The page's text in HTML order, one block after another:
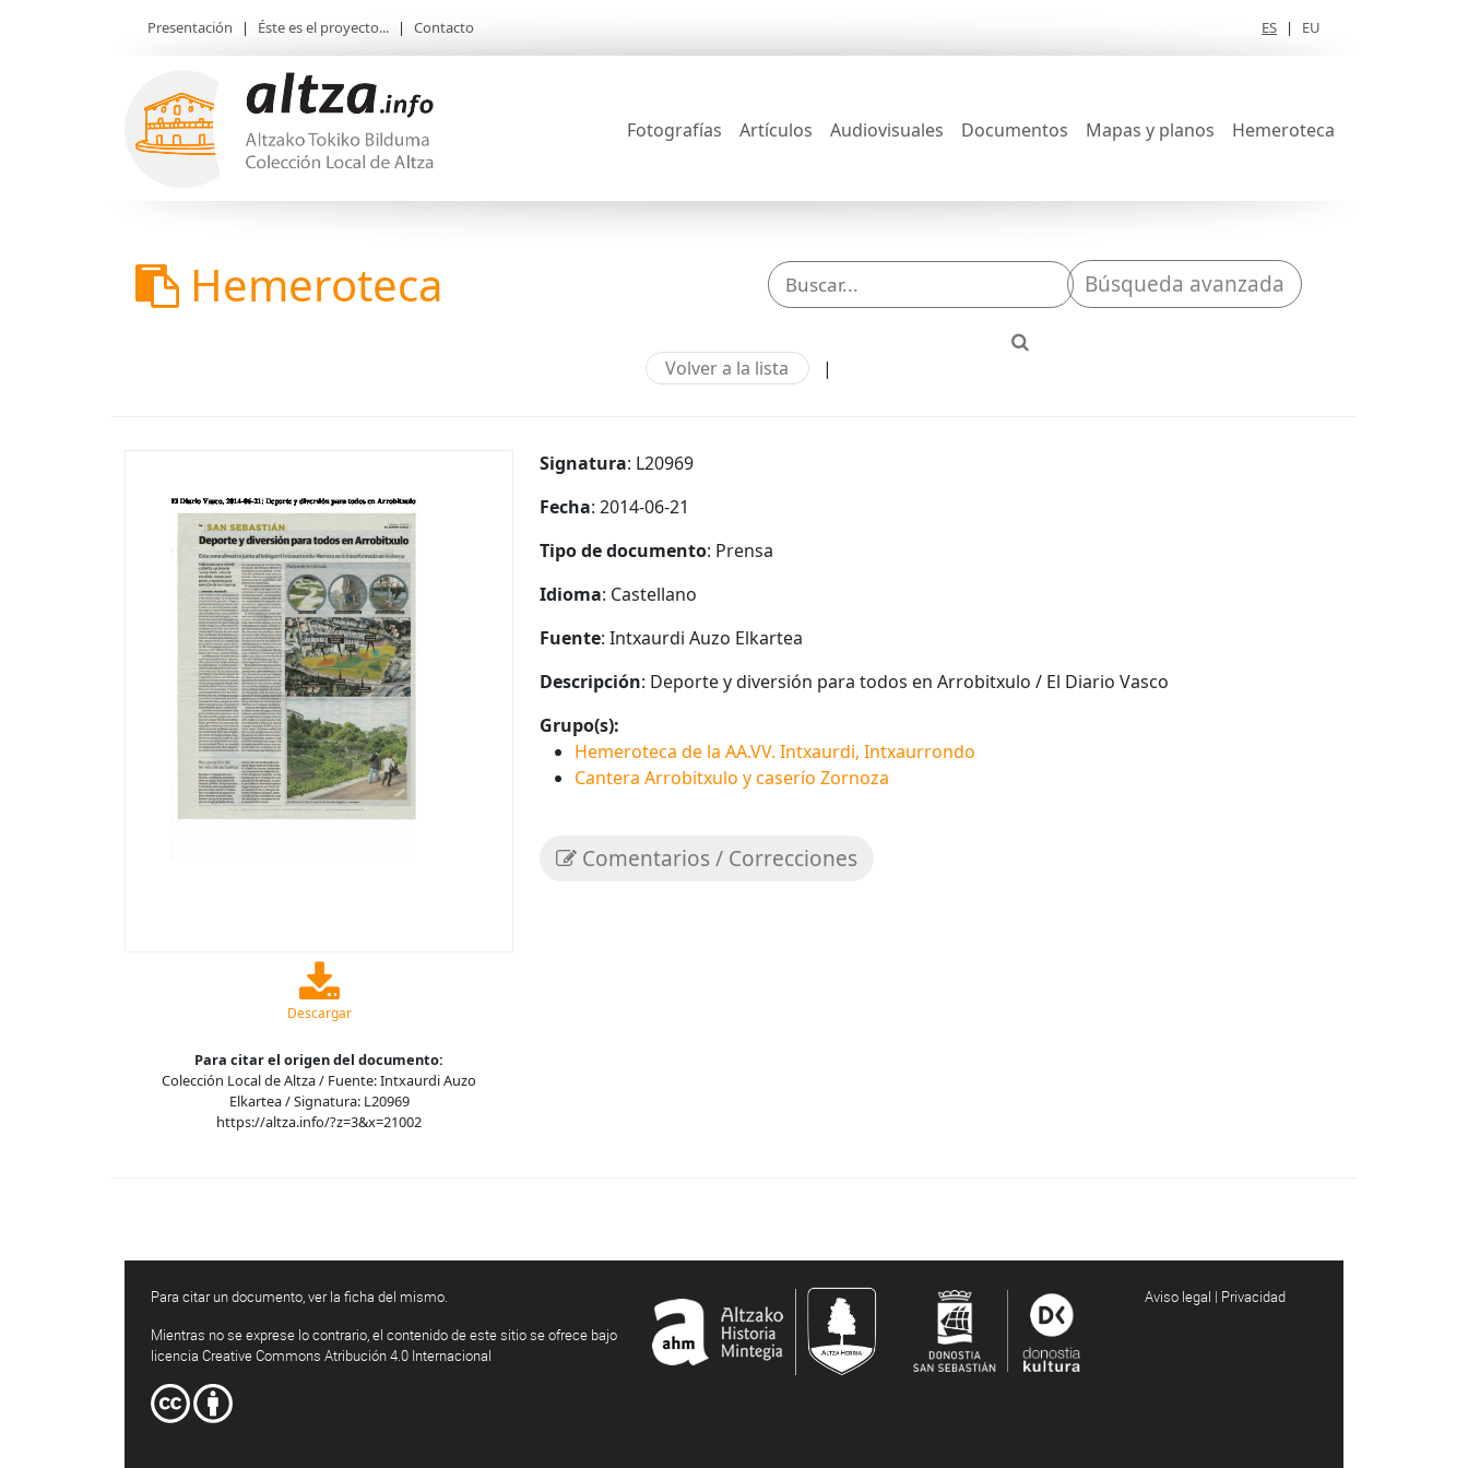
Presentación | Éste es el proyecto... | Contacto ES | EU
Fotografías Artículos Audiovisuales Documentos Mapas y planos Hemeroteca
Hemeroteca Búsqueda avanzada
Volver a la lista |
Descargar
Para citar el origen del documento:
Colección Local de Altza / Fuente: Intxaurdi Auzo
Elkartea / Signatura: L20969
https://altza.info/?z=3&x=21002
Signatura: L20969
Fecha: 2014-06-21
Tipo de documento: Prensa
Idioma: Castellano
Fuente: Intxaurdi Auzo Elkartea
Descripción: Deporte y diversión para todos en Arrobitxulo / El Diario Vasco
Grupo(s):
Hemeroteca de la AA.VV. Intxaurdi, Intxaurrondo
Cantera Arrobitxulo y caserío Zornoza
Comentarios / Correcciones
Para citar un documento, ver la ficha del mismo.
Mientras no se exprese lo contrario, el contenido de este sitio se ofrece bajo
licencia Creative Commons Atribución 4.0 Internacional
Aviso legal | Privacidad